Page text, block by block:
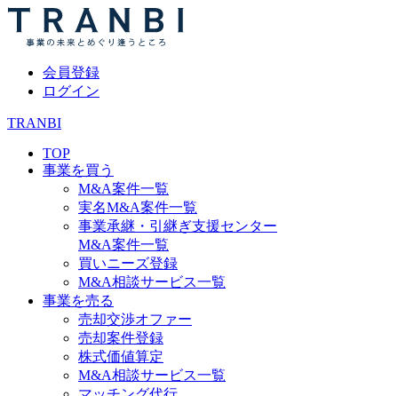
会員登録
ログイン
TRANBI
TOP
事業を買う
M&A案件一覧
実名M&A案件一覧
事業承継・引継ぎ支援センター
M&A案件一覧
買いニーズ登録
M&A相談サービス一覧
事業を売る
売却交渉オファー
売却案件登録
株式価値算定
M&A相談サービス一覧